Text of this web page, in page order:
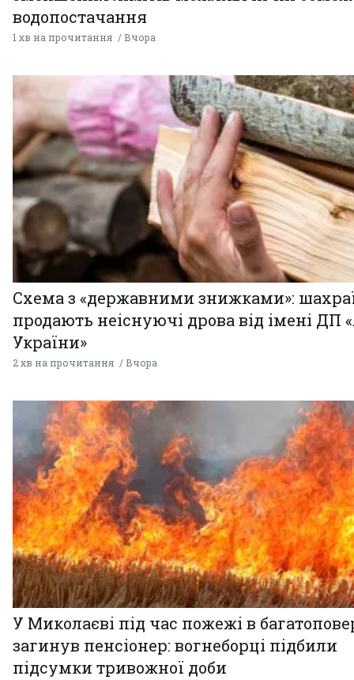
водопостачання
1 хв на прочитання Вчора
Схема з «державними знижками»:
продають неіснуючі дрова від імені ДП
України»
2 хв на прочитання Вчора
У Миколаєві під час пожежі в
загинув пенсіонер: вогнеборці підбили
підсумки тривожної доби